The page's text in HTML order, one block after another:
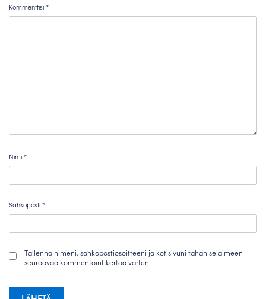
Kommenttisi*
Nimi*
Sähköposti*
Tallenna nimeni, sähköpostiosoitteeni ja kotisivuni tähän selaimeen
seuraavaa kommentointikertaa varten.